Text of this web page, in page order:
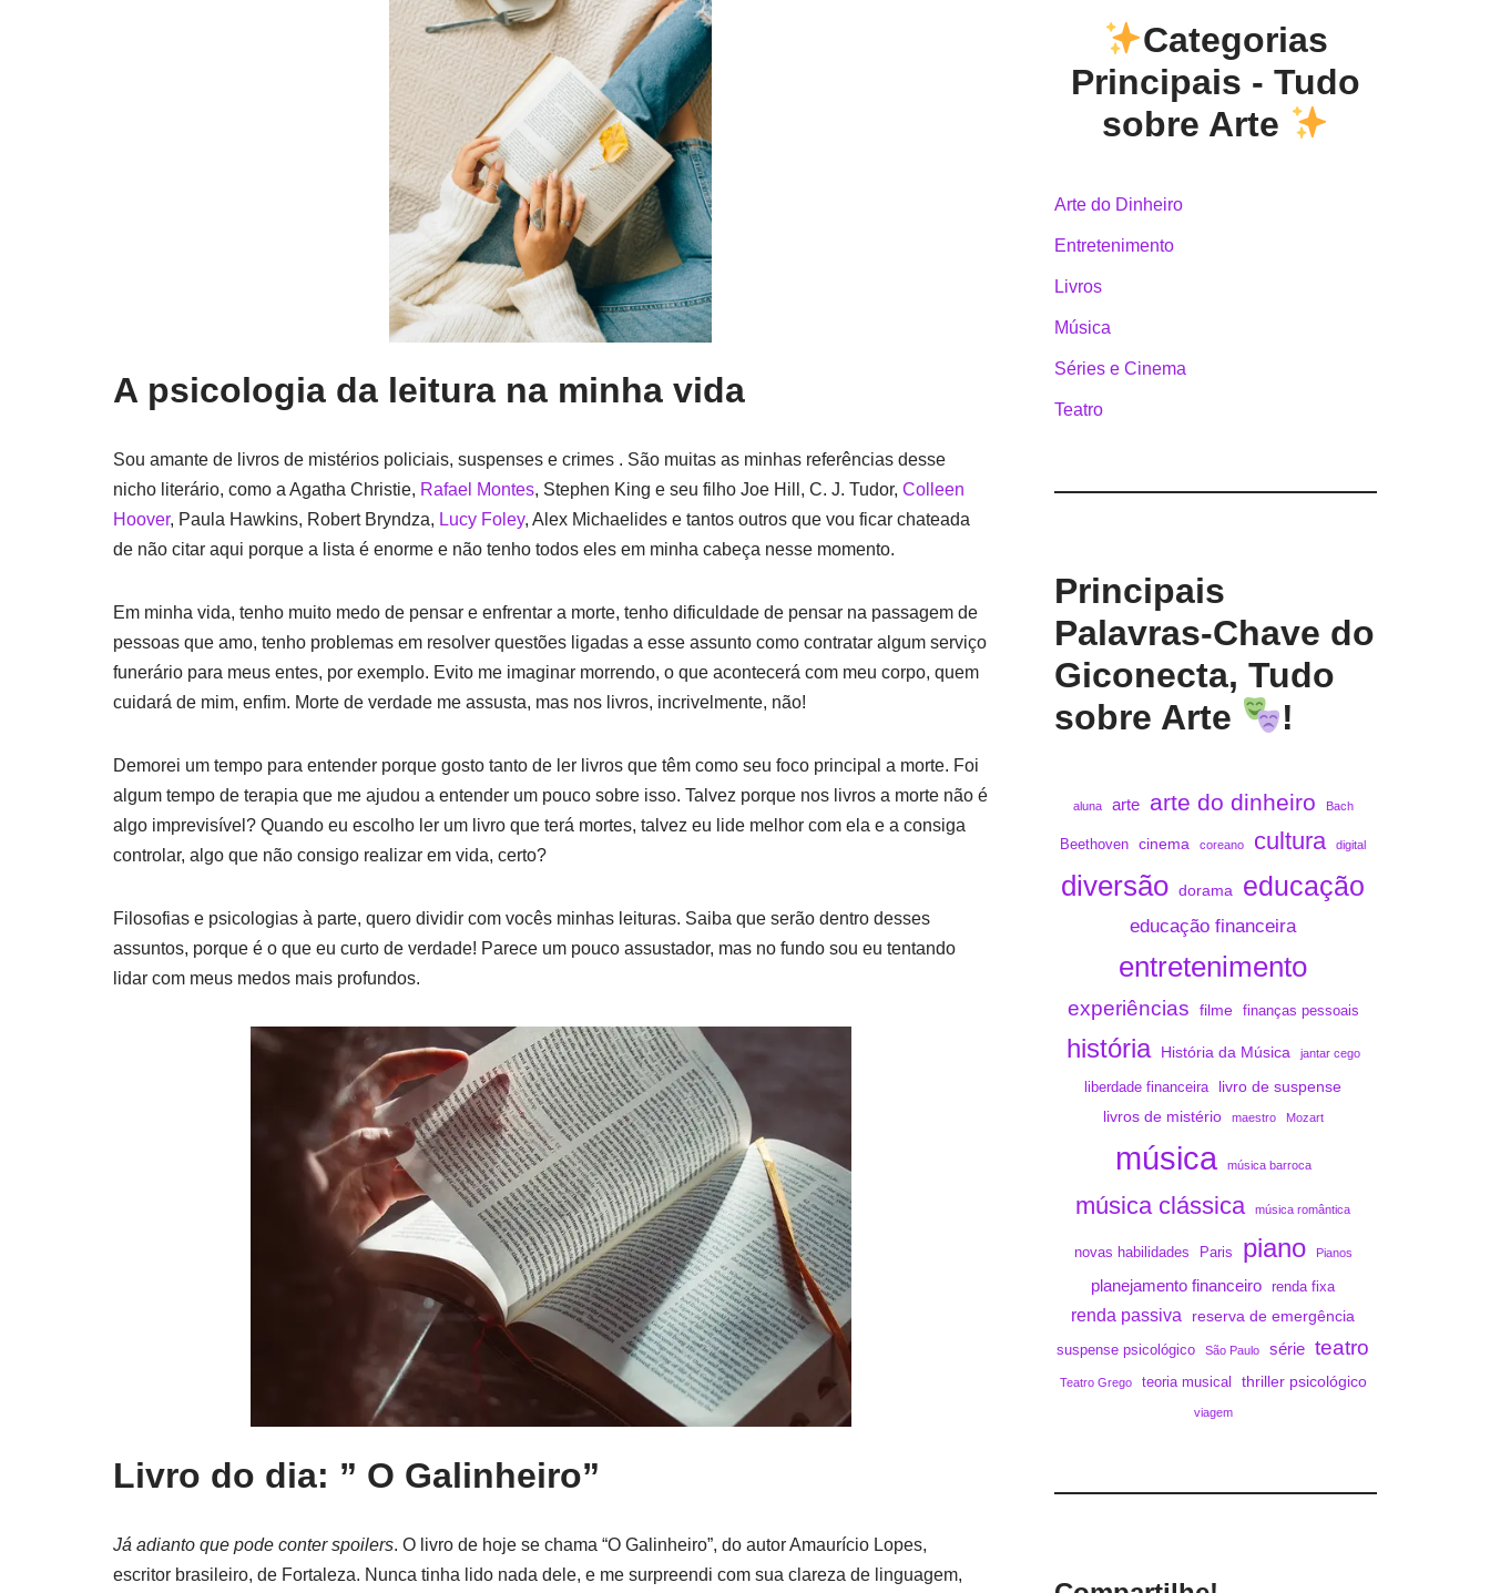
A psicologia da leitura na minha vida
Sou amante de livros de mistérios policiais, suspenses e crimes . São muitas as minhas referências desse
nicho literário, como a Agatha Christie, Rafael Montes, Stephen King e seu filho Joe Hill, C. J. Tudor, Colleen
Hoover, Paula Hawkins, Robert Bryndza, Lucy Foley, Alex Michaelides e tantos outros que vou ficar chateada
de não citar aqui porque a lista é enorme e não tenho todos eles em minha cabeça nesse momento.
Em minha vida, tenho muito medo de pensar e enfrentar a morte, tenho dificuldade de pensar na passagem de
pessoas que amo, tenho problemas em resolver questões ligadas a esse assunto como contratar algum serviço
funerário para meus entes, por exemplo. Evito me imaginar morrendo, o que acontecerá com meu corpo, quem
cuidará de mim, enfim. Morte de verdade me assusta, mas nos livros, incrivelmente, não!
Demorei um tempo para entender porque gosto tanto de ler livros que têm como seu foco principal a morte. Foi
algum tempo de terapia que me ajudou a entender um pouco sobre isso. Talvez porque nos livros a morte não é
algo imprevisível? Quando eu escolho ler um livro que terá mortes, talvez eu lide melhor com ela e a consiga
controlar, algo que não consigo realizar em vida, certo?
Filosofias e psicologias à parte, quero dividir com vocês minhas leituras. Saiba que serão dentro desses
assuntos, porque é o que eu curto de verdade! Parece um pouco assustador, mas no fundo sou eu tentando
lidar com meus medos mais profundos.
Livro do dia: ” O Galinheiro”
Já adianto que pode conter spoilers. O livro de hoje se chama “O Galinheiro”, do autor Amaurício Lopes,
escritor brasileiro, de Fortaleza. Nunca tinha lido nada dele, e me surpreendi com sua clareza de linguagem,
Categorias
Principais - Tudo
sobre Arte
Arte do Dinheiro
Entretenimento
Livros
Música
Séries e Cinema
Teatro
Principais
Palavras-Chave do
Giconecta, Tudo
sobre Arte
!
aluna arte arte do dinheiro Bach
Beethoven cinema coreano cultura digital
diversão dorama educação
educação financeira
entretenimento
experiências filme finanças pessoais
história História da Música jantar cego
liberdade financeira
livro de suspense
livros de mistério
maestro Mozart
música música barroca
música clássica música romântica
novas habilidades Paris piano Pianos
planejamento financeiro renda fixa
renda passiva reserva de emergência
suspense psicológico São Paulo série teatro
Teatro Grego teoria musical thriller psicológico
viagem